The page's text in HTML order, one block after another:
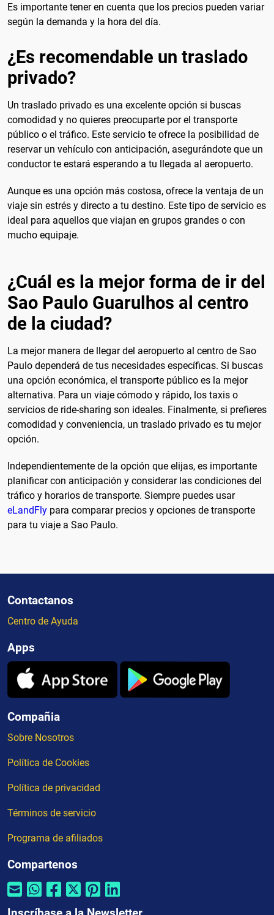
Es importante tener en cuenta que los precios pueden variar
según la demanda y la hora del día.
¿Es recomendable un traslado
privado?
Un traslado privado es una excelente opción si buscas
comodidad y no quieres preocuparte por el transporte
público o el tráfico. Este servicio te ofrece la posibilidad de
reservar un vehículo con anticipación, asegurándote que un
conductor te estará esperando a tu llegada al aeropuerto.
Aunque es una opción más costosa, ofrece la ventaja de un
viaje sin estrés y directo a tu destino. Este tipo de servicio es
ideal para aquellos que viajan en grupos grandes o con
mucho equipaje.
¿Cuál es la mejor forma de ir del
Sao Paulo Guarulhos al centro
de la ciudad?
La mejor manera de llegar del aeropuerto al centro de Sao
Paulo dependerá de tus necesidades específicas. Si buscas
una opción económica, el transporte público es la mejor
alternativa. Para un viaje cómodo y rápido, los taxis o
servicios de ride-sharing son ideales. Finalmente, si prefieres
comodidad y conveniencia, un traslado privado es tu mejor
opción.
Independientemente de la opción que elijas, es importante
planificar con anticipación y considerar las condiciones del
tráfico y horarios de transporte. Siempre puedes usar
eLandFly para comparar precios y opciones de transporte
para tu viaje a Sao Paulo.
Contactanos
Centro de Ayuda
Apps
Compañia
Sobre Nosotros
Política de Cookies
Política de privacidad
Términos de servicio
Programa de afiliados
Compartenos